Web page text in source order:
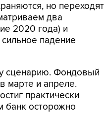
но переходят
два
2020 года) и
падение
сценарию. Фондовый
марте и апреле.
практически
банк осторожно